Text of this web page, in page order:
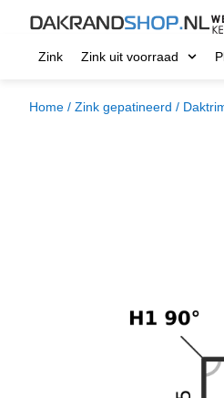
Zink Zink uit voorraad
Home / Zink gepatineerd /